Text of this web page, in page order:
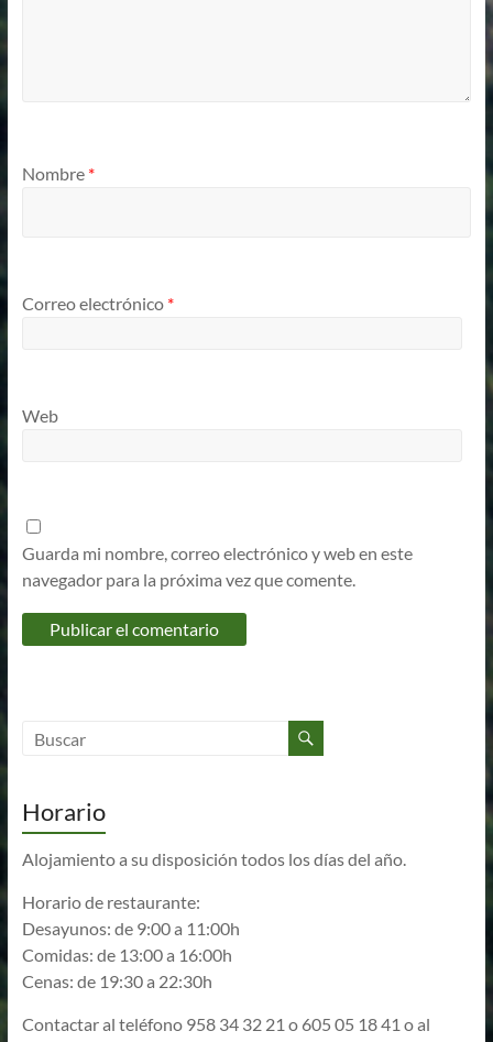
Nombre *
Correo electrónico *
Web
Guarda mi nombre, correo electrónico y web en este
navegador para la próxima vez que comente.
Horario
Alojamiento a su disposición todos los días del año.
Horario de restaurante:
Desayunos: de 9:00 a 11:00h
Comidas: de 13:00 a 16:00h
Cenas: de 19:30 a 22:30h
Contactar al teléfono 958 34 32 21 o 605 05 18 41 o al